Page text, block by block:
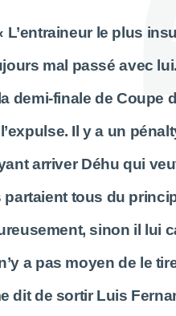
L’entraineur le plus
mal passé avec
demi-finale de Coupe
l’expulse. Il y a un
arriver Déhu qui
partaient tous du
sinon il lui
a pas moyen de le
dit de sortir Luis